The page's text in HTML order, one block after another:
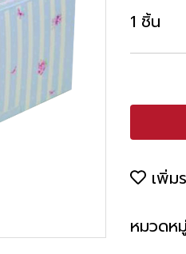
1 ชิ้น
เพิ่ม
หมวดห